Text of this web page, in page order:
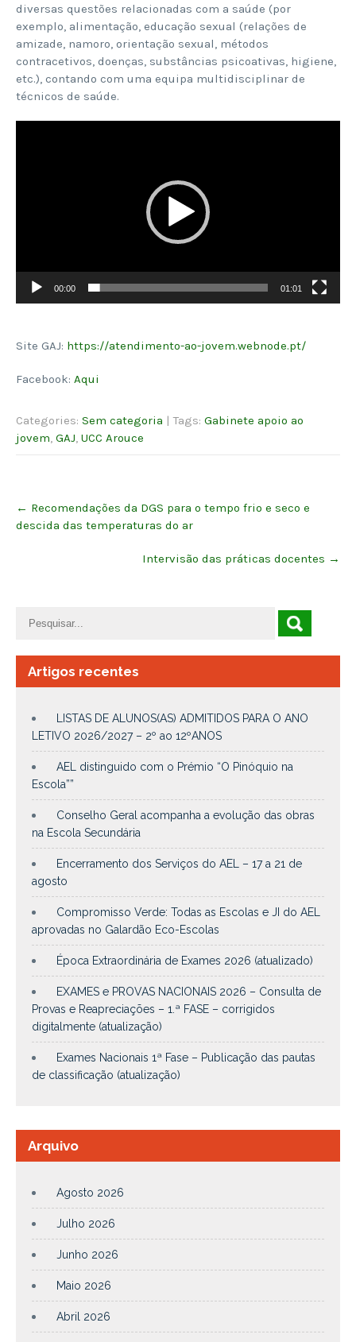
diversas questões relacionadas com a saúde (por
exemplo, alimentação, educação sexual (relações de
amizade, namoro, orientação sexual, métodos
contracetivos, doenças, substâncias psicoativas, higiene,
etc.), contando com uma equipa multidisciplinar de
técnicos de saúde.
00:00 01:01
Site GAJ: https://atendimento-ao-jovem.webnode.pt/
Facebook: Aqui
Categories: Sem categoria | Tags: Gabinete apoio ao
jovem GAJ UCC Arouce
navigation
← Recomendações da DGS para o tempo frio e seco e
descida das temperaturas do ar
Intervisão das práticas docentes →
Artigos recentes
LISTAS DE ALUNOS(AS) ADMITIDOS PARA O ANO
LETIVO 2026/2027 – 2º ao 12ºANOS
AEL distinguido com o Prémio “O Pinóquio na
Escola””
Conselho Geral acompanha a evolução das obras
na Escola Secundária
Encerramento dos Serviços do AEL – 17 a 21 de
agosto
Compromisso Verde: Todas as Escolas e JI do AEL
aprovadas no Galardão Eco-Escolas
Época Extraordinária de Exames 2026 (atualizado)
EXAMES e PROVAS NACIONAIS 2026 – Consulta de
Provas e Reapreciações – 1.ª FASE – corrigidos
digitalmente (atualização)
Exames Nacionais 1ª Fase – Publicação das pautas
de classificação (atualização)
Arquivo
Agosto 2026
Julho 2026
Junho 2026
Maio 2026
Abril 2026